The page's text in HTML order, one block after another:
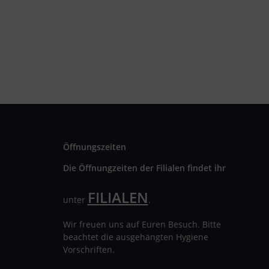
Öffnungszeiten
Die Öffnungzeiten der Filialen findet ihr
unter FILIALEN.
Wir freuen uns auf Euren Besuch. Bitte
beachtet die ausgehängten Hygiene
Vorschriften.